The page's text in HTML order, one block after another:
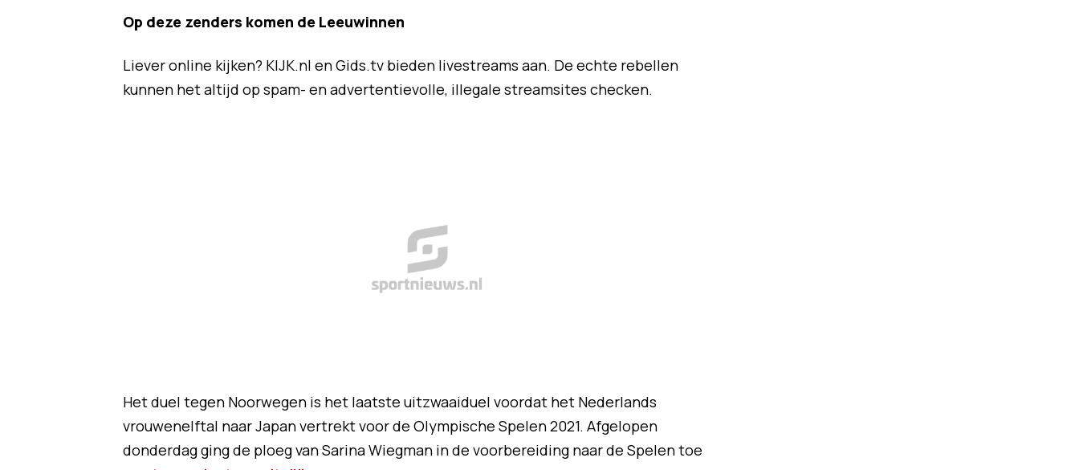
Op deze zenders komen de Leeuwinnen
Liever online kijken? KIJK.nl en Gids.tv bieden livestreams aan. De echte rebellen
kunnen het altijd op spam- en advertentievolle, illegale streamsites checken.
Het duel tegen Noorwegen is het laatste uitzwaaiduel voordat het Nederlands
vrouwenelftal naar Japan vertrekt voor de Olympische Spelen 2021. Afgelopen
donderdag ging de ploeg van Sarina Wiegman in de voorbereiding naar de Spelen toe